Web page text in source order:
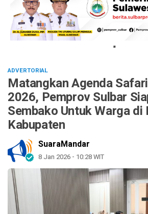
"
ADVERTORIAL
Matangkan Agenda
2026, Pemprov Sulbar
Sembako Untuk Warga di
Kabupaten
SuaraMandar
8 Jan 2026 - 10:28 WIT